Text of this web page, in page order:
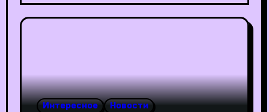
Интересное Новости